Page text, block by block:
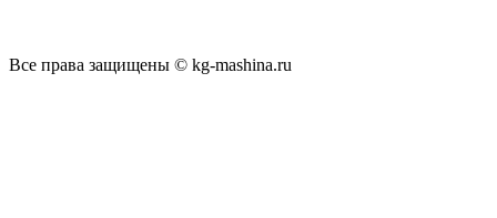
Все права защищены © kg-mashina.ru